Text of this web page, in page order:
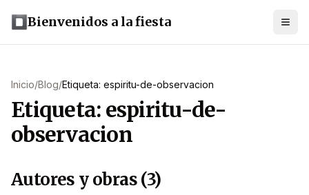
Bienvenidos a la fiesta
Inicio/Blog/Etiqueta: espiritu-de-observacion
Etiqueta: espiritu-de-
observacion
Autores y obras (3)